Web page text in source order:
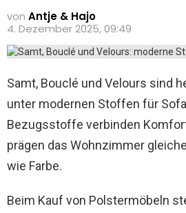
von Antje & Hajo
4. Dezember 2025, 09:49
Samt, Bouclé und Velours sind
unter modernen Stoffen für
Bezugsstoffe verbinden
prägen das Wohnzimmer
wie Farbe.
Beim Kauf von Polstermöbeln